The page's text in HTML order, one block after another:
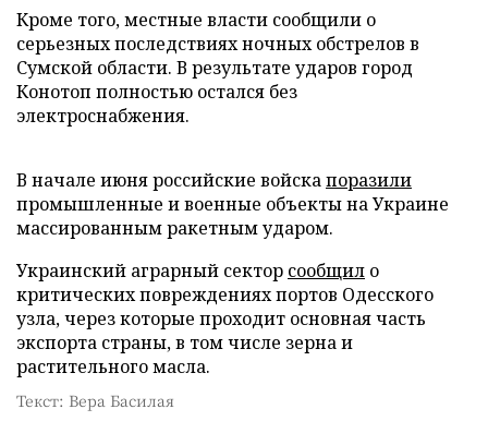
Кроме того, местные власти сообщили о
серьезных последствиях ночных обстрелов в
Сумской области. В результате ударов город
Конотоп полностью остался без
электроснабжения.
В начале июня российские войскапоразили
промышленные и военные объекты на Украине
массированным ракетным ударом.
Украинский аграрный сектор сообщил о
критических повреждениях портов Одесского
узла, через которые проходит основная часть
экспорта страны, в том числе зерна и
растительного масла.
Текст: Вера Басилая